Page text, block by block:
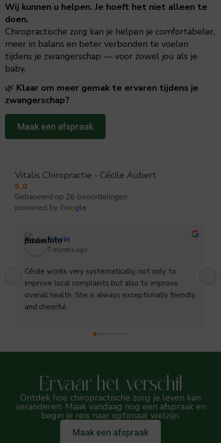
Wij kunnen u helpen. Je hoeft het niet alleen te
doen.
Chiropractische zorg kan je helpen je comfortabeler,
meer in balans en beter verbonden te voelen
tijdens je zwangerschap — voor zowel jou als je
baby.
🌿 Klaar om meer gemak te ervaren tijdens je
zwangerschap?
Maak een afspraak
Vitalis Chiropractie - Cécile Aubert
5.0
Gebaseerd op 26 beoordelingen
powered by Google
Edwin
7 months ago
Cécile works very systematically, not only to
improve local complaints but also to improve
overall health. She is always exceptionally friendly
and cheerful.
Ervaar het verschil
Ontdek hoe chiropractische zorg je leven kan
veranderen. Maak vandaag nog een afspraak en
begin je reis naar optimaal welzijn.
Maak een afspraak